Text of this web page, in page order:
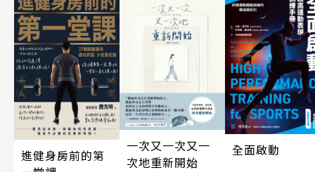
進健身房前的第
一次又一次又一
次地重新開始
全面啟動